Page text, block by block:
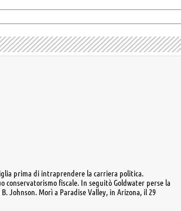
prima di intraprendere la carriera politica.
conservatorismo fiscale. In seguitò Goldwater perse la
Johnson. Morì a Paradise Valley, in Arizona, il 29